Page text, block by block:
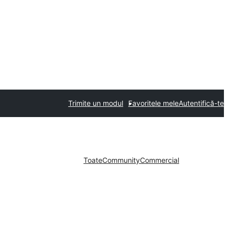
Trimite un modul Favoritele meleAutentifică-te
ToateCommunityCommercial